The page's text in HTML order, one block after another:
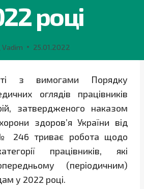
році
Vadim 25.01.2022
з вимогами Порядку
оглядів працівників
затвердженого наказом
здоров’я України від
246 триває робота щодо
працівників, які
(періодичним)
у 2022 році.